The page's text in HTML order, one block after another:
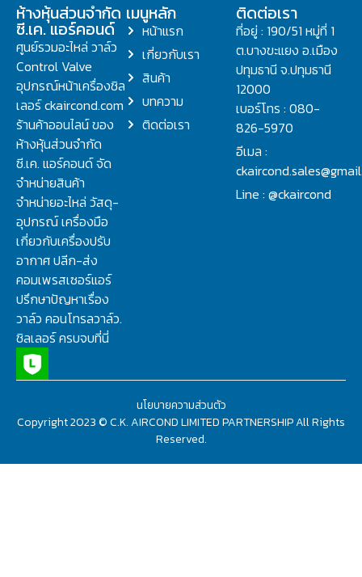
ห้างหุ้นส่วนจำกัด
ซี.เค. แอร์คอนด์
ศูนย์รวมอะไหล่ วาล์ว
Control Valve
อุปกรณ์หน้าเครื่องชิล
เลอร์ ckaircond.com
ร้านค้าออนไลน์ ของ
ห้างหุ้นส่วนจำกัด
ซี.เค. แอร์คอนด์ จัด
จำหน่ายสินค้า
จำหน่ายอะไหล่ วัสดุ-
อุปกรณ์ เครื่องมือ
เกี่ยวกับเครื่องปรับ
อากาศ ปลีก-ส่ง
คอมเพรสเซอร์แอร์
ปรึกษาปัญหาเรื่อง
วาล์ว คอนโทรลวาล์ว.
ชิลเลอร์ ครบจบที่นี่
เมนูหลัก
หน้าแรก
เกี่ยวกับเรา
สินค้า
บทความ
ติดต่อเรา
ติดต่อเรา
ที่อยู่ : 190/51 หมู่ที่ 1
ต.บางขะแยง อ.เมือง
ปทุมธานี จ.ปทุมธานี
12000
เบอร์โทร : 080-
826-5970
อีเมล :
Line : @ckaircond
Copyright 2023 © C.K. AIRCOND LIMITED PARTNERSHIP All Rights
Reserved.
นโยบายความส่วนตัว